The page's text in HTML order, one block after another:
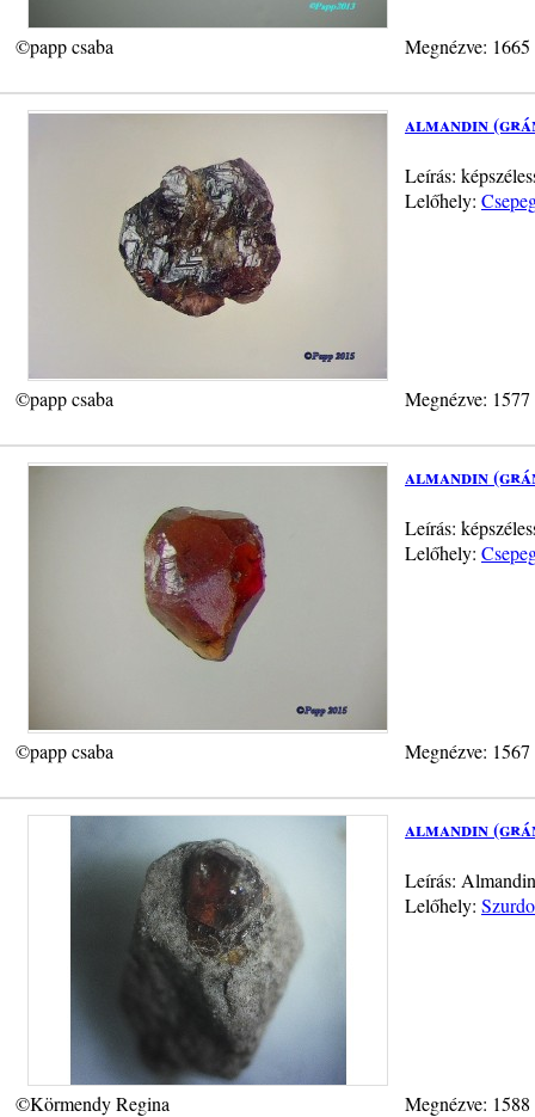
©papp csaba Megnézve:
almandin
Leírás:
Lelőhely:
©papp csaba Megnézve:
almandin
Leírás:
Lelőhely:
©papp csaba Megnézve:
almandin
Leírás:
Lelőhely:
©Körmendy Regina Megnézve: